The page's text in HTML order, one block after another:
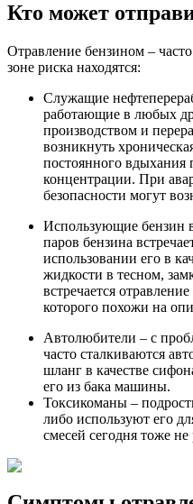
Кто может
Отравление бензином –
зоне риска находятся:
Служащие
работающие в любых
производством и
возникнуть
постоянного вдыхания
концентрации. При
безопасности могут
Использующие бензин
паров бензина
использовании его в
жидкости в тесном,
встречается
которого похожи на
Автолюбители – с
часто сталкиваются
шланг в качестве
его из бака машины.
Токсикоманы –
либо используют его
смесей сегодня тоже не